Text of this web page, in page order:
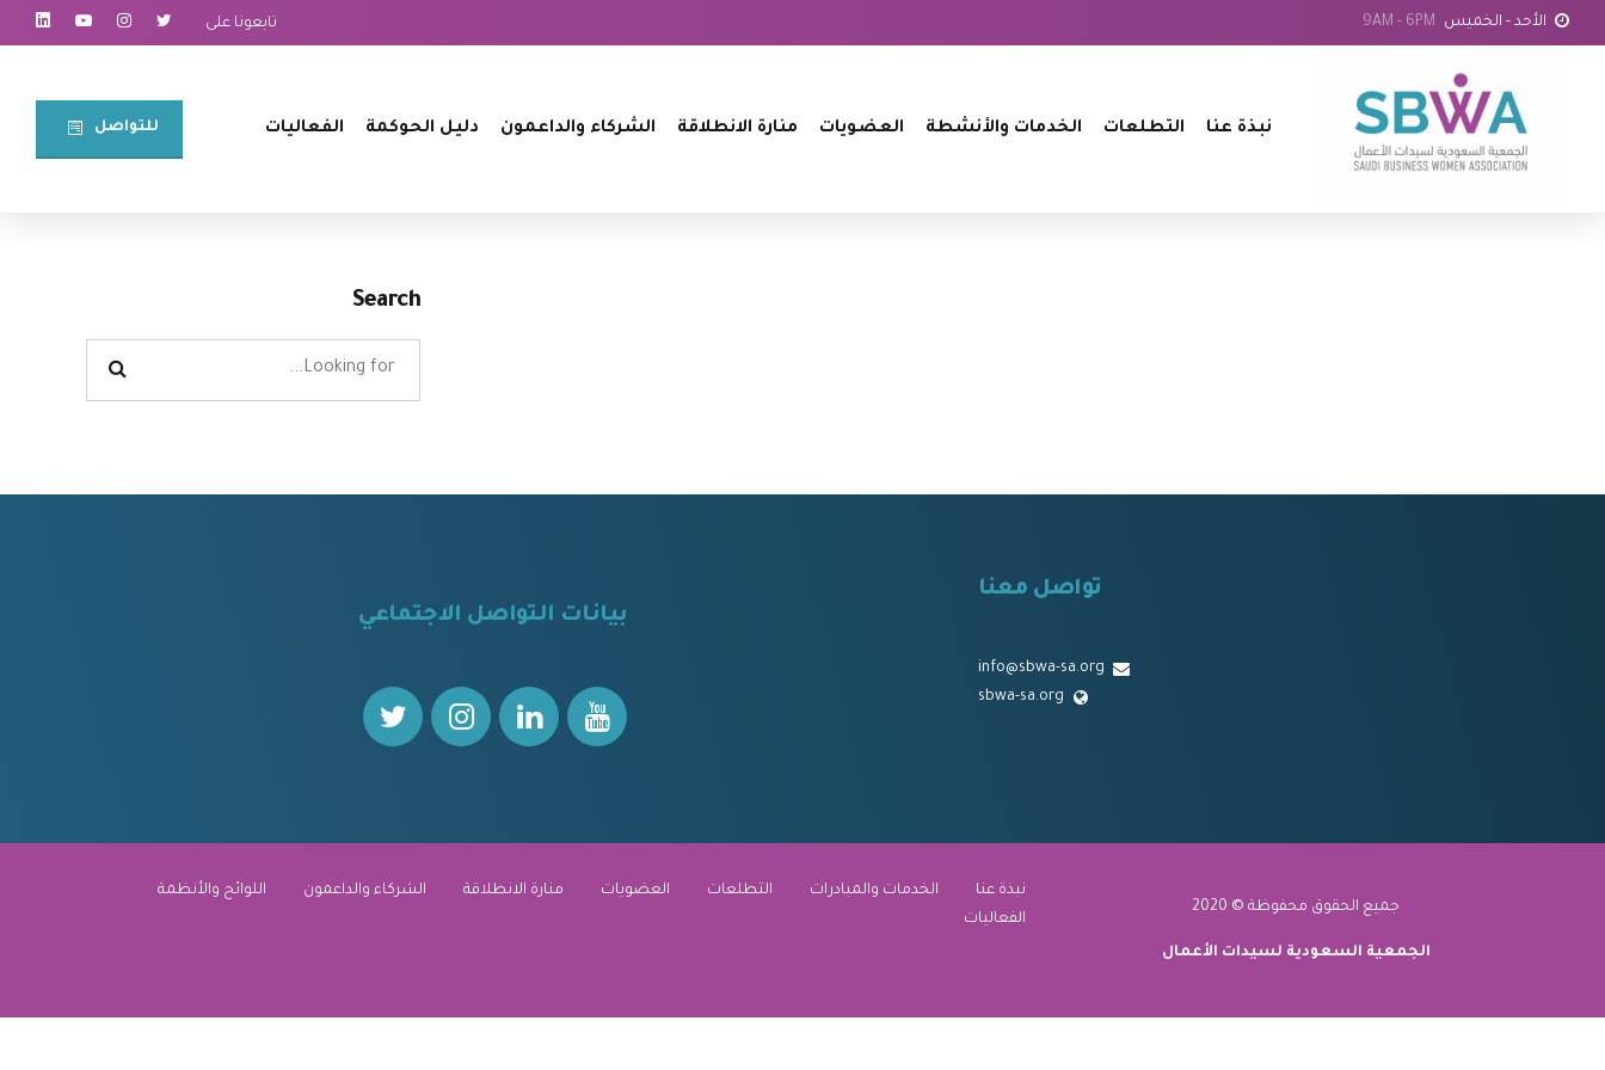
الأحد - الخميس 9AM - 6PM تابعونا على
للتواصل⠀ نبذة عنا التطلعات الخدمات والأنشطة العضويات منارة الانطلاقة الشركاء والداعمون دليل الحوكمة الفعاليات
Search
تواصل معنا
info@sbwa-sa.org
sbwa-sa.org
بيانات التواصل الاجتماعي
جميع الحقوق محفوظة © 2020
الجمعية السعودية لسيدات الأعمال
نبذة عنا الخدمات والمبادرات التطلعات العضويات منارة الانطلاقة الشركاء والداعمون
اللوائح والأنظمة
الفعاليات